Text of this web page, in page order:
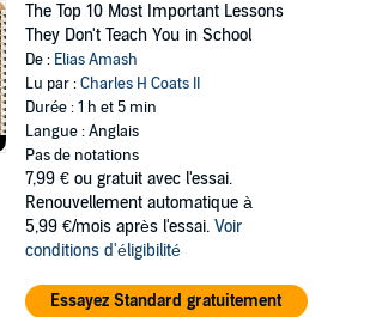
The Top 10 Most Important Lessons
They Don't Teach You in School
De : Elias Amash
Lu par :Charles H Coats II
Durée : 1 h et 5 min
Langue : Anglais
Pas de notations
7,99 € ou gratuit avec l'essai.
Renouvellement automatique à
5,99 €/mois après l'essai. Voir
conditions d'éligibilité
Essayez Standard gratuitement